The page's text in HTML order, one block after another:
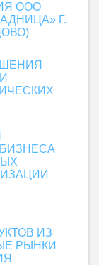
ООО
Г.
ИЗ
РЫНКИ